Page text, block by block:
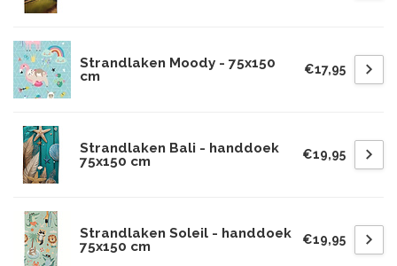
Strandlaken Moody - 75x150
cm
€17,95
Strandlaken Bali - handdoek
75x150 cm
€19,95
Strandlaken Soleil - handdoek
75x150 cm
€19,95